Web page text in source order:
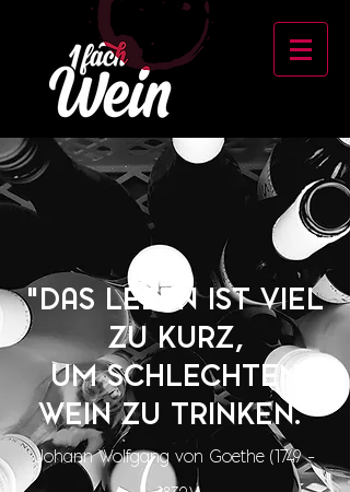
"DAS LEBEN IST VIEL
ZU KURZ,
UM SCHLECHTEN
WEIN ZU TRINKEN."
Johann Wolfgang von Goethe (1749 –